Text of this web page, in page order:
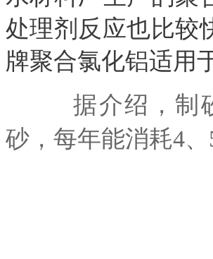
处理剂反应也比较
牌聚合氯化铝适用
据介绍，制砂
砂，每年能消耗4